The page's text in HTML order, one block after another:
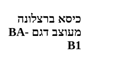
כיסא ברצלונה
מעוצב דגם BA-
B1